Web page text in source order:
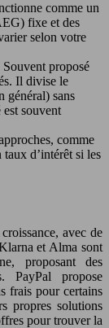
comme un
fixe et des
selon votre
Souvent proposé
Il divise le
général) sans
souvent
comme
d’intérêt si les
avec de
et Alma sont
proposant des
PayPal propose
frais pour certains
propres solutions
pour trouver la